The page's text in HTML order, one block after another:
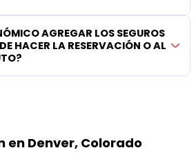
AGREGAR LOS SEGUROS
HACER LA RESERVACIÓN O AL
en Denver, Colorado